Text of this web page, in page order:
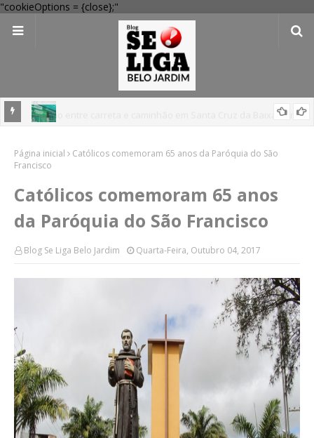
"cookieOptions = {close};"
compras
Página inicial
Católicos comemoram 65 anos da Paróquia do São
Francisco
Católicos comemoram 65 anos
da Paróquia do São Francisco
Blog Se Liga Belo Jardim Quarta-Feira, Outubro 04, 2017